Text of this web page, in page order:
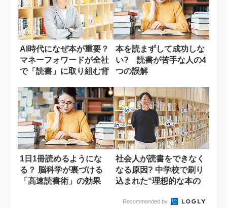
AI時代になぜ本が重要？
マネーフォワードが全社
で「読書」に取り組む背
本を読まずして成功しな
い? 読書が苦手な人の4
つの誤解
1日1冊読めるようにな
る？ 脳科学が裏づける
「高速読書術」の効果
社会人が読書をできなく
なる原因? 中学校で刷り
込まれた“理想的な本の
Recommended by